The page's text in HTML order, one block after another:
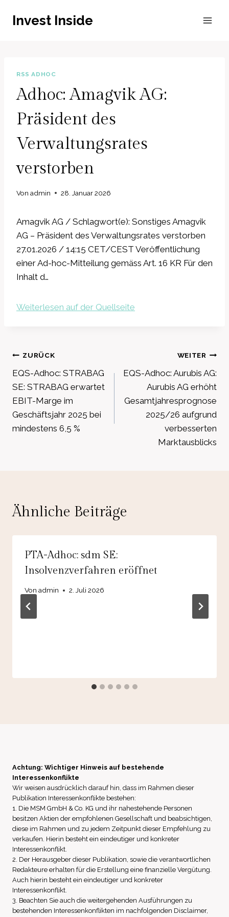
InhaltInvest Inside
RSS ADHOC
Adhoc: Amagvik AG:
Präsident des
Verwaltungsrates
verstorben
Von admin 28. Januar 2026
Amagvik AG / Schlagwort(e): Sonstiges Amagvik
AG – Präsident des Verwaltungsrates verstorben
27.01.2026 / 14:15 CET/CEST Veröffentlichung
einer Ad-hoc-Mitteilung gemäss Art. 16 KR Für den
Inhalt d…
Weiterlesen auf der Quellseite
Beitragsnavigation
ZURÜCK
EQS-Adhoc: STRABAG
SE: STRABAG erwartet
EBIT-Marge im
Geschäftsjahr 2025 bei
mindestens 6,5 %
WEITER
EQS-Adhoc: Aurubis AG:
Aurubis AG erhöht
Gesamtjahresprognose
2025/26 aufgrund
verbesserten
Marktausblicks
Ähnliche Beiträge
PTA-Adhoc: sdm SE:
Insolvenzverfahren eröffnet
Von admin 2. Juli 2026
Achtung: Wichtiger Hinweis auf bestehende
Interessenkonflikte
Wir weisen ausdrücklich darauf hin, dass im Rahmen dieser
Publikation Interessenkonflikte bestehen:
1. Die MSM GmbH & Co. KG und ihr nahestehende Personen
besitzen Aktien der empfohlenen Gesellschaft und beabsichtigen,
diese im Rahmen und zu jedem Zeitpunkt dieser Empfehlung zu
verkaufen. Hierin besteht ein eindeutiger und konkreter
Interessenkonflikt.
2. Der Herausgeber dieser Publikation, sowie die verantwortlichen
Redakteure erhalten für die Erstellung eine finanzielle Vergütung.
Auch hierin besteht ein eindeutiger und konkreter
Interessenkonflikt.
3. Beachten Sie auch die weitergehenden Ausführungen zu
bestehenden Interessenkonflikten im nachfolgenden Disclaimer,